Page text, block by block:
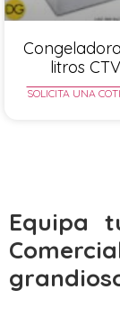
litros
SOLICITA UNA
Equipa